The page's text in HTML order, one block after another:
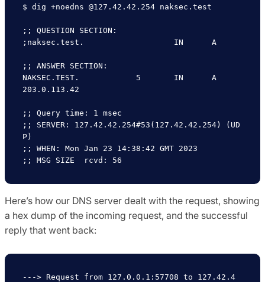
$ dig +noedns @127.42.42.254 naksec.test
;; QUESTION SECTION:
;naksec.test.			IN	A
;; ANSWER SECTION:
NAKSEC.TEST.		5	IN	A
203.0.113.42
;; Query time: 1 msec
;; SERVER: 127.42.42.254#53(127.42.42.254) (UD
P)
;; WHEN: Mon Jan 23 14:38:42 GMT 2023
Here’s how our DNS server dealt with the request, showing
a hex dump of the incoming request, and the successful
reply that went back:
---> Request from 127.0.0.1:57708 to 127.42.4